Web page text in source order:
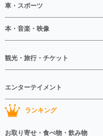
車・スポーツ
本・音楽・映像
観光・旅行・チケット
エンターテイメント
ランキング
お取り寄せ・食べ物・飲み物